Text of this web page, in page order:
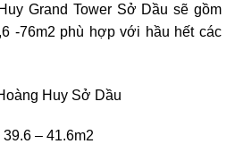
Grand Tower Sở Dầu sẽ gồm
-76m2 phù hợp với hầu hết các
Huy Sở Dầu
– 41.6m2